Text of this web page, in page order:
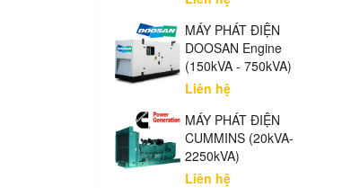
MÁY PHÁT ĐIỆN
DOOSAN Engine
(150kVA - 750kVA)
Liên hệ
MÁY PHÁT ĐIỆN
CUMMINS (20kVA-
2250kVA)
Liên hệ